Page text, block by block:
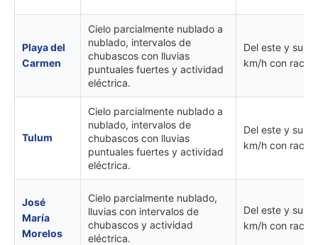
Playa del
Carmen
Cielo parcialmente nublado a
nublado, intervalos de
chubascos con lluvias
puntuales fuertes y actividad
eléctrica.
Del este y
km/h con
Tulum
Cielo parcialmente nublado a
nublado, intervalos de
chubascos con lluvias
puntuales fuertes y actividad
eléctrica.
Del este y
km/h con
José
María
Morelos
Cielo parcialmente nublado,
lluvias con intervalos de
chubascos y actividad
eléctrica.
Del este y
km/h con